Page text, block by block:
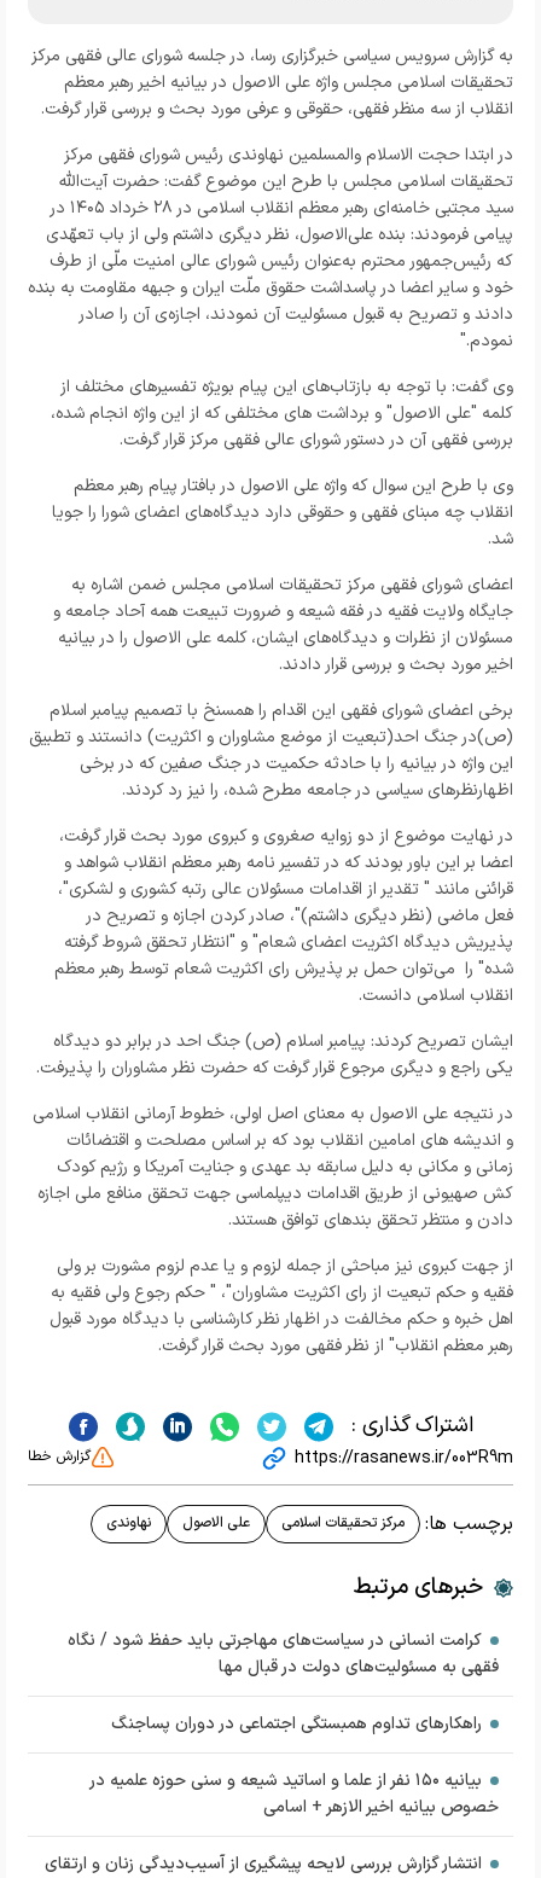
به گزارش سرویس سیاسی خبرگزاری رسا، در جلسه شورای عالی فقهی مرکز
تحقیقات اسلامی مجلس واژه علی الاصول در بیانیه اخیر رهبر معظم
انقلاب از سه منظر فقهی، حقوقی و عرفی مورد بحث و بررسی قرار گرفت.
در ابتدا حجت الاسلام والمسلمین نهاوندی رئیس شورای فقهی مرکز
تحقیقات اسلامی مجلس با طرح این موضوع گفت: حضرت آیت‌الله
سید مجتبی خامنه‌ای رهبر معظم انقلاب اسلامی در ۲۸ خرداد ۱۴۰۵ در
پیامی فرمودند: بنده علی‌الاصول، نظر دیگری داشتم ولی از باب تعهّدی
که رئیس‌جمهور محترم به‌عنوان رئیس شورای عالی امنیت ملّی از طرف
خود و سایر اعضا در پاسداشت حقوق ملّت ایران و جبهه مقاومت به بنده
دادند و تصریح به قبول مسئولیت آن نمودند، اجازه‌ی آن را صادر
نمودم‌."
وی گفت: با توجه به بازتاب‌های این پیام بویژه تفسیرهای مختلف از
کلمه "علی الاصول" و برداشت های مختلفی که از این واژه انجام شده،
بررسی فقهی آن در دستور شورای عالی فقهی مرکز قرار گرفت.
وی با طرح این سوال که واژه علی الاصول در بافتار پیام رهبر معظم
انقلاب چه مبنای فقهی و حقوقی دارد دیدگاه‌های اعضای شورا را جویا
شد.
اعضای شورای فقهی مرکز تحقیقات اسلامی مجلس ضمن اشاره به
جایگاه ولایت فقیه در فقه شیعه و ضرورت تبیعت همه آحاد جامعه و
مسئولان از نظرات و دیدگاه‌های ایشان، کلمه علی الاصول را در بیانیه
اخیر مورد بحث و بررسی قرار دادند.
برخی اعضای شورای فقهی این اقدام را همسنخ با تصمیم پیامبر اسلام
(ص)در جنگ احد(تبعیت از موضع مشاوران و اکثریت) دانستند و تطبیق
این واژه در بیانیه را با حادثه حکمیت در جنگ صفین که در برخی
اظهارنظرهای سیاسی در جامعه مطرح شده، را نیز رد کردند.
در نهایت موضوع از دو زوایه صغروی و کبروی مورد بحث قرار گرفت،
اعضا بر این باور بودند که در تفسیر نامه رهبر معظم انقلاب شواهد و
قرائنی مانند " تقدیر از اقدامات مسئولان عالی رتبه کشوری و لشکری"،
فعل ماضی (نظر دیگری داشتم)"، صادر کردن اجازه و تصریح در
پذیریش دیدگاه اکثریت اعضای شعام" و "انتظار تحقق شروط گرفته
شده" را می‌توان حمل بر پذیرش رای اکثریت شعام توسط رهبر معظم
انقلاب اسلامی دانست.
ایشان تصریح کردند: پیامبر اسلام (ص) جنگ احد در برابر دو دیدگاه
یکی راجع و دیگری مرجوع قرار گرفت که حضرت نظر مشاوران را پذیرفت.
در نتیجه علی الاصول به معنای اصل اولی، خطوط آرمانی انقلاب اسلامی
و اندیشه های امامین انقلاب بود که بر اساس مصلحت و اقتضائات
زمانی و مکانی به دلیل سابقه بد عهدی و جنایت آمریکا و رژیم کودک
کش صهیونی از طریق اقدامات دیپلماسی جهت تحقق منافع ملی اجازه
دادن و منتظر تحقق بندهای توافق هستند.
از جهت کبروی نیز مباحثی از جمله لزوم و یا عدم لزوم مشورت بر ولی
فقیه و حکم تبعیت از رای اکثریت مشاوران"، " حکم رجوع ولی فقیه به
اهل خبره و حکم مخالفت در اظهار نظر کارشناسی با دیدگاه مورد قبول
رهبر معظم انقلاب" از نظر فقهی مورد بحث قرار گرفت.
اشتراک گذاری :
https://rasanews.ir/003R9m گزارش خطا
برچسب ها: مرکز تحقیقات اسلامی علی الاصول نهاوندی
خبرهای مرتبط
کرامت انسانی در سیاست‌های مهاجرتی باید حفظ شود / نگاه
فقهی به مسئولیت‌های دولت در قبال مها
راهکارهای تداوم همبستگی اجتماعی در دوران پساجنگ
بیانیه ۱۵۰ نفر از علما و اساتید شیعه و سنی حوزه علمیه در
خصوص بیانیه اخیر الازهر + اسامی
انتشار گزارش بررسی لایحه پیشگیری از آسیب‌دیدگی زنان و ارتقای